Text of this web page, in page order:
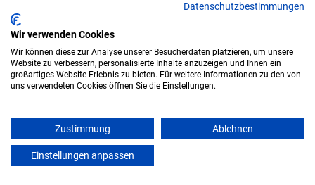
Freie Plätze: 1
Datenschutzbestimmungen
Wir verwenden Cookies
Wir können diese zur Analyse unserer Besucherdaten platzieren, um unsere
Website zu verbessern, personalisierte Inhalte anzuzeigen und Ihnen ein
großartiges Website-Erlebnis zu bieten. Für weitere Informationen zu den von
uns verwendeten Cookies öffnen Sie die Einstellungen.
Zustimmung Ablehnen
Einstellungen anpassen